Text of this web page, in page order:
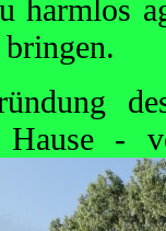
harmlos
Hause -